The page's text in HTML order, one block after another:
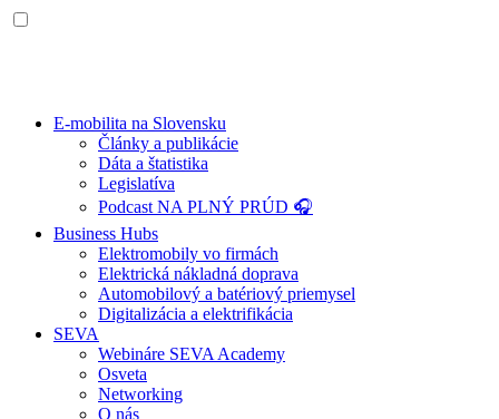
E-mobilita na Slovensku
Články a publikácie
Dáta a štatistika
Legislatíva
Podcast NA PLNÝ PRÚD 🎧
Business Hubs
Elektromobily vo firmách
Elektrická nákladná doprava
Automobilový a batériový priemysel
Digitalizácia a elektrifikácia
SEVA
Webináre SEVA Academy
Osveta
Networking
O nás